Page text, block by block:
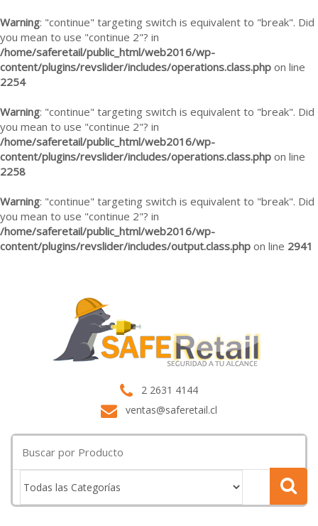
Warning: "continue" targeting switch is equivalent to "break". Did
you mean to use "continue 2"? in
/home/saferetail/public_html/web2016/wp-
content/plugins/revslider/includes/operations.class.php on line
2254
Warning: "continue" targeting switch is equivalent to "break". Did
you mean to use "continue 2"? in
/home/saferetail/public_html/web2016/wp-
content/plugins/revslider/includes/operations.class.php on line
2258
Warning: "continue" targeting switch is equivalent to "break". Did
you mean to use "continue 2"? in
/home/saferetail/public_html/web2016/wp-
content/plugins/revslider/includes/output.class.php on line 2941
2 2631 4144
ventas@saferetail.cl
por: